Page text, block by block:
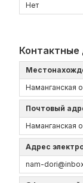
Нет
Контактные
Наманганская
Почтовый
Наманганская
Адрес
nam-